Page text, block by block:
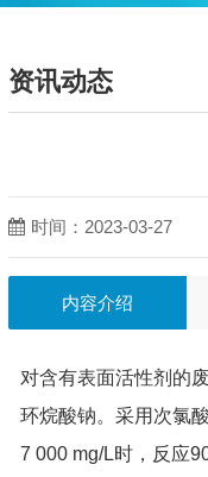
资讯动态
时间：2023-03-27
内容介绍
对含有表面活性剂的
环烷酸钠。采用次氯
7 000 mg/L时，反应